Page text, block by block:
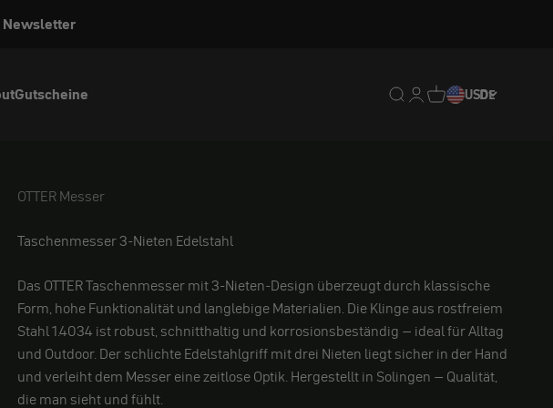
Newsletter
Gutscheine Translation missing:
Translation missing:
Translation
USDDE
OTTER Messer
OTTER Messer
Taschenmesser 3-Nieten Edelstahl
Das OTTER Taschenmesser mit 3-Nieten-Design überzeugt durch klassische
Form, hohe Funktionalität und langlebige Materialien. Die Klinge aus rostfreiem
Stahl 1.4034 ist robust, schnitthaltig und korrosionsbeständig – ideal für Alltag
und Outdoor. Der schlichte Edelstahlgriff mit drei Nieten liegt sicher in der Hand
und verleiht dem Messer eine zeitlose Optik. Hergestellt in Solingen – Qualität,
die man sieht und fühlt.